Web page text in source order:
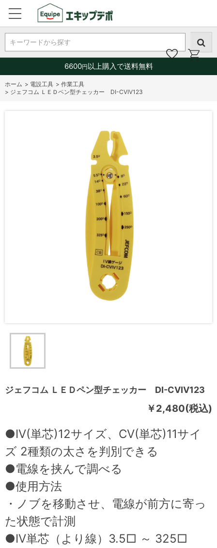
キーワードから探す
6600円以上購入で送料無料
ホーム > 電設工具 > 作業工具
> ジェフコム ＬＥＤペン型チェッカー DI-CVIV123
ジェフコム ＬＥＤペン型チェッカー DI-CVIV123
￥2,480(税込)
●IV(単芯)12サイズ、CV(単芯)11サイ
ズ 2種類の太さを判別できる
●電線を挟んで調べる
●使用方法
・ノブを移動させ、電線が前方に寄っ
た状態で計測
●IV単芯（より線）3.5□ ～ 325□